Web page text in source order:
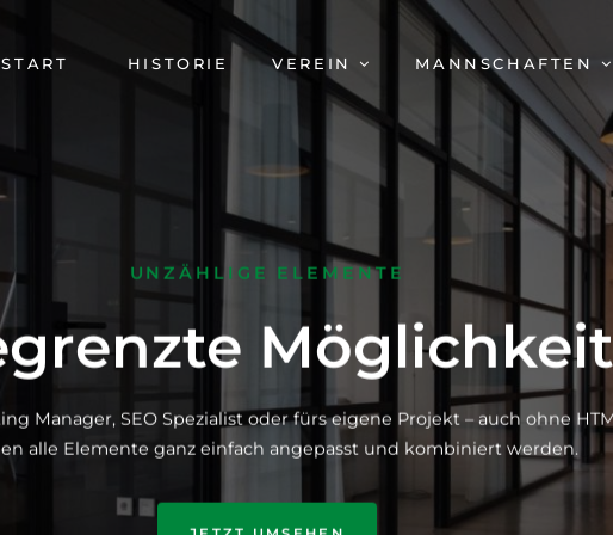
START HISTORIE VEREIN MANNSCHAFTEN
UNZÄHLIGE ELEMENTE
Manager, SEO Spezialist oder fürs eigene Projekt – auch ohne
alle Elemente ganz einfach angepasst und kombiniert werden.